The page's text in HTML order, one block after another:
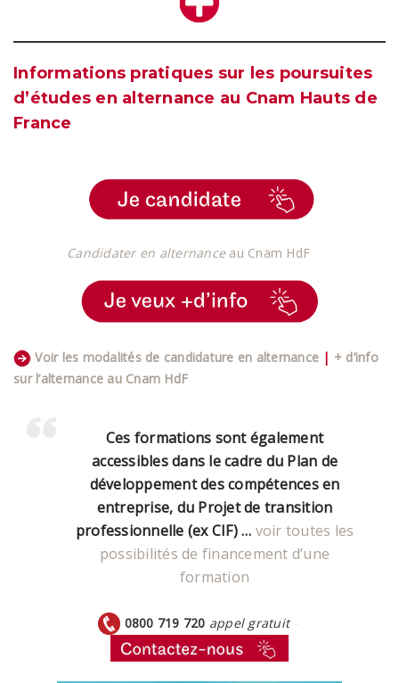
Informations pratiques sur les poursuites
d’études en alternance au Cnam Hauts de
France
Candidater en alternanceau Cnam HdF
Voir les modalités de candidature en alternance | + d’info
sur l’alternance au Cnam HdF
Ces formations sont également
accessibles dans le cadre du Plan de
développement des compétences en
entreprise, du Projet de transition
professionnelle (ex CIF) … voir toutes les
possibilités de financement d’une
formation
0800 719 720 appel gratuit